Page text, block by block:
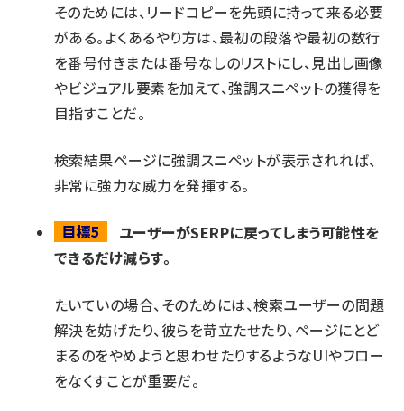
そのためには、リードコピーを先頭に持って来る必要
がある。よくあるやり方は、最初の段落や最初の数行
を番号付きまたは番号なしのリストにし、見出し画像
やビジュアル要素を加えて、強調スニペットの獲得を
目指すことだ。
検索結果ページに強調スニペットが表示されれば、
非常に強力な威力を発揮する。
目標5
ユーザーがSERPに戻ってしまう可能性を
できるだけ減らす。
たいていの場合、そのためには、検索ユーザーの問題
解決を妨げたり、彼らを苛立たせたり、ページにとど
まるのをやめようと思わせたりするようなUIやフロー
をなくすことが重要だ。